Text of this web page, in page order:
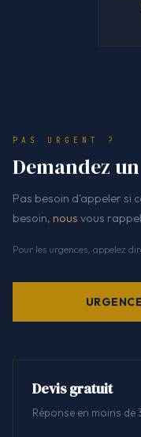
PAS URGENT ?
Demandez
Pas besoin d'appeler si
besoin, nous vous
Pour les urgences, appelez
Devis gratuit
Réponse en moins de